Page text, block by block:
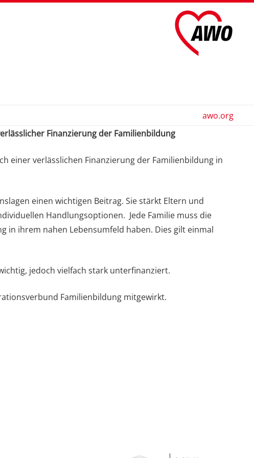
awo.org
Finanzierung der Familienbildung
einer verlässlichen Finanzierung der Familienbildung in
einen wichtigen Beitrag. Sie stärkt Eltern und
Handlungsoptionen. Jede Familie muss die
in ihrem nahen Lebensumfeld haben. Dies gilt einmal
jedoch vielfach stark unterfinanziert.
Familienbildung mitgewirkt.